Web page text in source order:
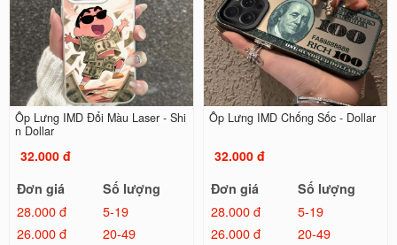
Ốp Lưng IMD Đổi Màu Laser - Shi
n Dollar
32.000 đ
Đơn giá
Số lượng
28.000 đ
5-19
26.000 đ
20-49
Ốp Lưng IMD Chống Sốc - Dollar
32.000 đ
Đơn giá
Số lượng
28.000 đ
5-19
26.000 đ
20-49